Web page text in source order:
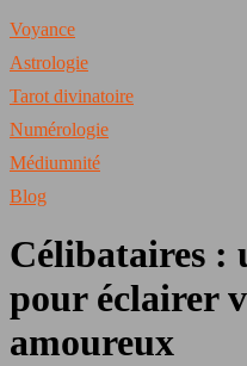
Voyance
Astrologie
Tarot divinatoire
Numérologie
Médiumnité
Blog
Célibataires :
pour éclairer
amoureux